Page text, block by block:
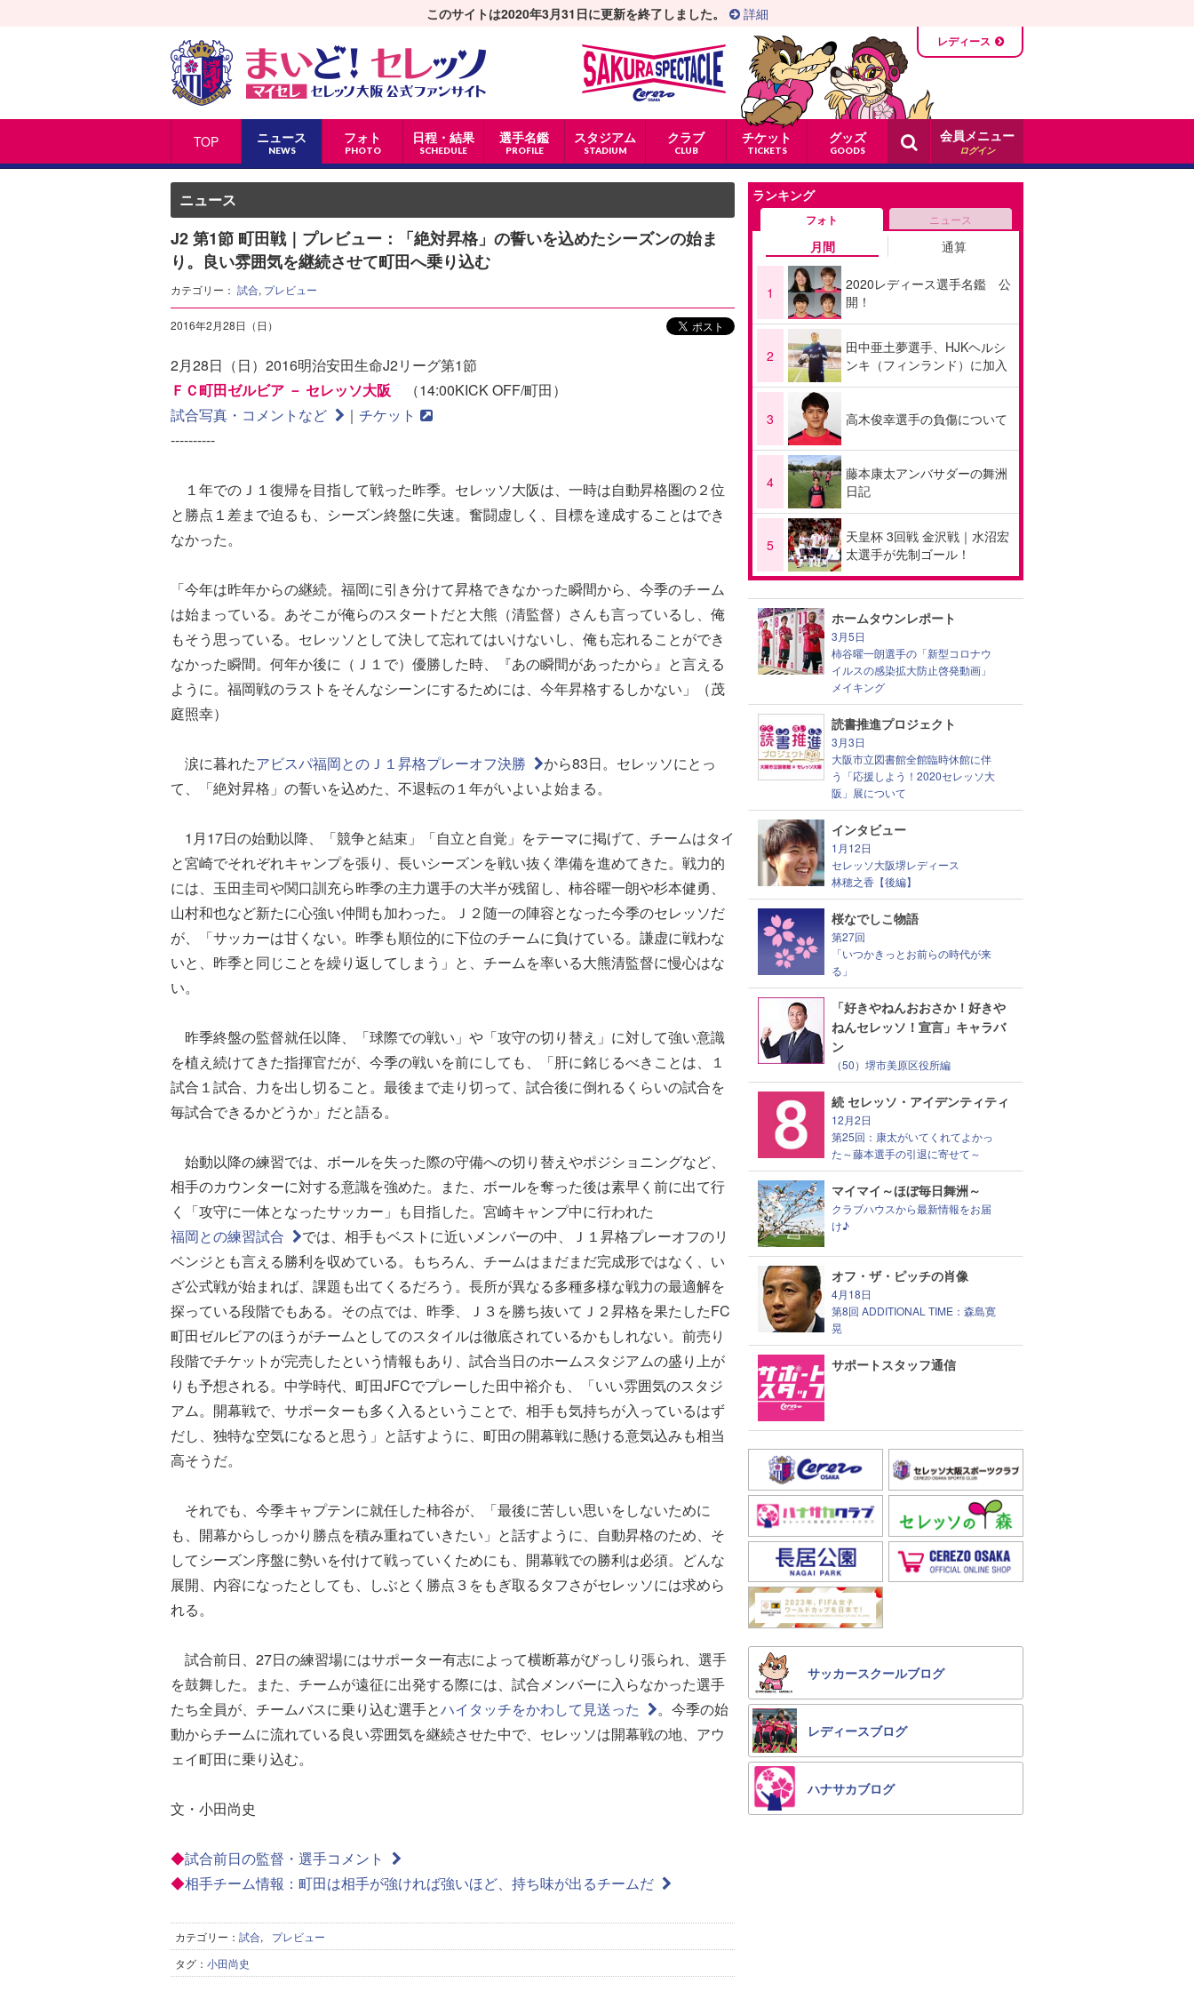
TOP ニュース
NEWS
フォト
PHOTO
日程・結果
SCHEDULE
選手名鑑
PROFILE
スタジアム
STADIUM
クラブ
CLUB
チケット
TICKETS
グッズ
GOODS
このサイトは2020年3月31日に更新を終了しました。 詳細
レディース
会員メニュー
ログイン
ニュース
J2 第1節 町田戦｜プレビュー：「絶対昇格」の誓いを込めたシーズンの始ま
り。良い雰囲気を継続させて町田へ乗り込む
カテゴリー： 試合, プレビュー
2016年2月28日（日）
2月28日（日）2016明治安田生命J2リーグ第1節
ＦＣ町田ゼルビア － セレッソ大阪 （14:00KICK OFF/町田）
試合写真・コメントなど
｜ チケット
----------
１年でのＪ１復帰を目指して戦った昨季。セレッソ大阪は、一時は自動昇格圏の２位
と勝点１差まで迫るも、シーズン終盤に失速。奮闘虚しく、目標を達成することはでき
なかった。
「今年は昨年からの継続。福岡に引き分けて昇格できなかった瞬間から、今季のチーム
は始まっている。あそこが俺らのスタートだと大熊（清監督）さんも言っているし、俺
もそう思っている。セレッソとして決して忘れてはいけないし、俺も忘れることができ
なかった瞬間。何年か後に（Ｊ１で）優勝した時、『あの瞬間があったから』と言える
ように。福岡戦のラストをそんなシーンにするためには、今年昇格するしかない」（茂
庭照幸）
涙に暮れたアビスパ福岡とのＪ１昇格プレーオフ決勝
から83日。セレッソにとっ
て、「絶対昇格」の誓いを込めた、不退転の１年がいよいよ始まる。
1月17日の始動以降、「競争と結束」「自立と自覚」をテーマに掲げて、チームはタイ
と宮崎でそれぞれキャンプを張り、長いシーズンを戦い抜く準備を進めてきた。戦力的
には、玉田圭司や関口訓充ら昨季の主力選手の大半が残留し、柿谷曜一朗や杉本健勇、
山村和也など新たに心強い仲間も加わった。Ｊ２随一の陣容となった今季のセレッソだ
が、「サッカーは甘くない。昨季も順位的に下位のチームに負けている。謙虚に戦わな
いと、昨季と同じことを繰り返してしまう」と、チームを率いる大熊清監督に慢心はな
い。
昨季終盤の監督就任以降、「球際での戦い」や「攻守の切り替え」に対して強い意識
を植え続けてきた指揮官だが、今季の戦いを前にしても、「肝に銘じるべきことは、１
試合１試合、力を出し切ること。最後まで走り切って、試合後に倒れるくらいの試合を
毎試合できるかどうか」だと語る。
始動以降の練習では、ボールを失った際の守備への切り替えやポジショニングなど、
相手のカウンターに対する意識を強めた。また、ボールを奪った後は素早く前に出て行
く「攻守に一体となったサッカー」も目指した。宮崎キャンプ中に行われた
福岡との練習試合
では、相手もベストに近いメンバーの中、Ｊ１昇格プレーオフのリ
ベンジとも言える勝利を収めている。もちろん、チームはまだまだ完成形ではなく、い
ざ公式戦が始まれば、課題も出てくるだろう。長所が異なる多種多様な戦力の最適解を
探っている段階でもある。その点では、昨季、Ｊ３を勝ち抜いてＪ２昇格を果たしたFC
町田ゼルビアのほうがチームとしてのスタイルは徹底されているかもしれない。前売り
段階でチケットが完売したという情報もあり、試合当日のホームスタジアムの盛り上が
りも予想される。中学時代、町田JFCでプレーした田中裕介も、「いい雰囲気のスタジ
アム。開幕戦で、サポーターも多く入るということで、相手も気持ちが入っているはず
だし、独特な空気になると思う」と話すように、町田の開幕戦に懸ける意気込みも相当
高そうだ。
それでも、今季キャプテンに就任した柿谷が、「最後に苦しい思いをしないために
も、開幕からしっかり勝点を積み重ねていきたい」と話すように、自動昇格のため、そ
してシーズン序盤に勢いを付けて戦っていくためにも、開幕戦での勝利は必須。どんな
展開、内容になったとしても、しぶとく勝点３をもぎ取るタフさがセレッソには求めら
れる。
試合前日、27日の練習場にはサポーター有志によって横断幕がびっしり張られ、選手
を鼓舞した。また、チームが遠征に出発する際には、試合メンバーに入らなかった選手
たち全員が、チームバスに乗り込む選手とハイタッチをかわして見送った
。今季の始
動からチームに流れている良い雰囲気を継続させた中で、セレッソは開幕戦の地、アウ
ェイ町田に乗り込む。
文・小田尚史
◆試合前日の監督・選手コメント
◆相手チーム情報：町田は相手が強ければ強いほど、持ち味が出るチームだ
カテゴリー： 試合,
プレビュー
タグ： 小田尚史
ランキング
フォト ニュース
月間 通算
1
2020レディース選手名鑑 公
開！
2
田中亜土夢選手、HJKヘルシ
ンキ（フィンランド）に加入
3 高木俊幸選手の負傷について
4
藤本康太アンバサダーの舞洲
日記
5
天皇杯 3回戦 金沢戦｜水沼宏
太選手が先制ゴール！
ホームタウンレポート
3月5日
柿谷曜一朗選手の「新型コロナウ
イルスの感染拡大防止啓発動画」
メイキング
読書推進プロジェクト
3月3日
大阪市立図書館全館臨時休館に伴
う「応援しよう！2020セレッソ大
阪」展について
インタビュー
1月12日
セレッソ大阪堺レディース
林穂之香【後編】
桜なでしこ物語
第27回
「いつかきっとお前らの時代が来
る」
「好きやねんおおさか！好きや
ねんセレッソ！宣言」キャラバ
ン
（50）堺市美原区役所編
続 セレッソ・アイデンティティ
12月2日
第25回：康太がいてくれてよかっ
た～藤本選手の引退に寄せて～
マイマイ～ほぼ毎日舞洲～
クラブハウスから最新情報をお届
け♪
オフ・ザ・ピッチの肖像
4月18日
第8回 ADDITIONAL TIME：森島寛
晃
サポートスタッフ通信
サッカースクールブログ
レディースブログ
ハナサカブログ